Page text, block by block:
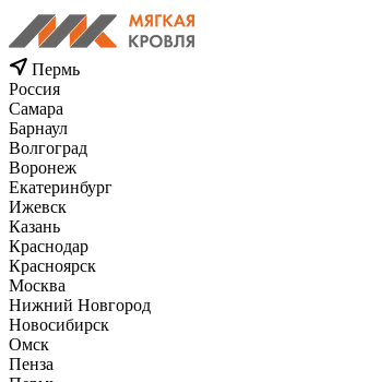
Пермь
Россия
Самара
Барнаул
Волгоград
Воронеж
Екатеринбург
Ижевск
Казань
Краснодар
Красноярск
Москва
Нижний Новгород
Новосибирск
Омск
Пенза